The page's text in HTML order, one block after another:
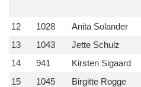
12 1028 Anita Solander
13
1043 Jette Schulz
14
941 Kirsten Sigaard
15
1045 Birgitte Rogge